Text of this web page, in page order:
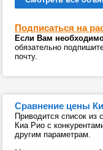
Подписаться на
Если Вам
обязательно
почту.
Сравнение цены
Приводится список из
Киа Рио с
другим параметрам.